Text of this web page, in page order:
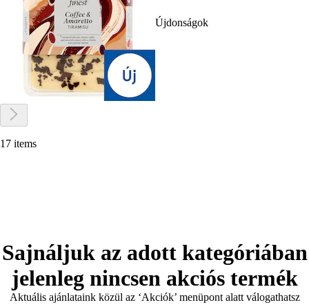
Újdonságok
17 items
Sajnáljuk az adott kategóriában
jelenleg nincsen akciós termék
Aktuális ajánlataink közül az ‘Akciók’ menüpont alatt válogathatsz